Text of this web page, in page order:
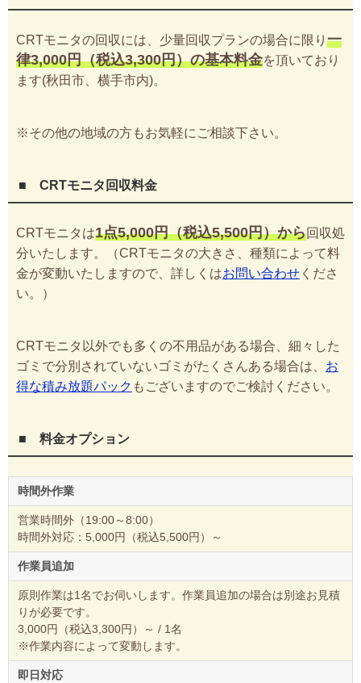
CRTモニタの回収には、少量回収プランの場合に限り 一
律3,000円（税込3,300円）の基本料金を頂いており
ます(秋田市、横手市内)。
※その他の地域の方もお気軽にご相談下さい。
■ CRTモニタ回収料金
CRTモニタは1点5,000円（税込5,500円）から回収処
分いたします。（CRTモニタの大きさ、種類によって料
金が変動いたしますので、詳しくはお問い合わせ くださ
い。）
CRTモニタ以外でも多くの不用品がある場合、細々した
ゴミで分別されていないゴミがたくさんある場合は、 お
得な積み放題パック もございますのでご検討ください。
■ 料金オプション
時間外作業
営業時間外（19:00～8:00）
時間外対応：5,000円（税込5,500円）～
作業員追加
原則作業は1名でお伺いします。作業員追加の場合は別途お見積
りが必要です。
3,000円（税込3,300円）～ / 1名
※作業内容によって変動します。
即日対応